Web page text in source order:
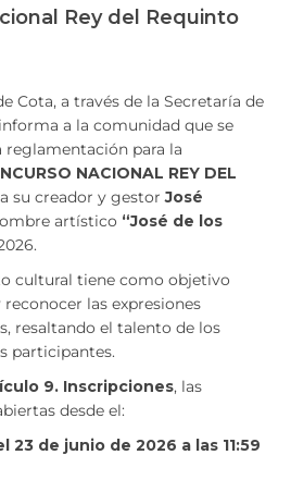
Rey del Requinto
Cota, a través de la Secretaría de
a la comunidad que se
reglamentación para la
NACIONAL REY DEL
su creador y gestorJosé
artístico “José de los
cultural tiene como objetivo
las expresiones
resaltando el talento de los
participantes.
9. Inscripciones, las
desde el:
23 de junio de 2026 a las 11:59